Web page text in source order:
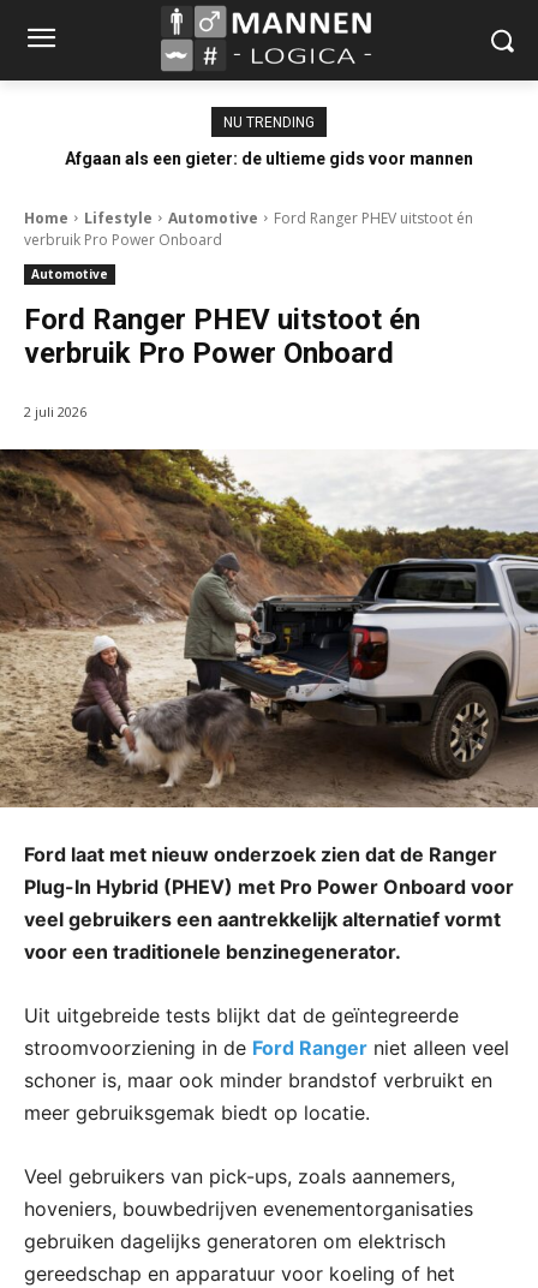
NU TRENDING
Afgaan als een gieter: de ultieme gids voor mannen
Home Lifestyle Automotive
Ford Ranger PHEV uitstoot én
verbruik Pro Power Onboard
Automotive
Ford Ranger PHEV uitstoot én
verbruik Pro Power Onboard
2 juli 2026
Ford laat met nieuw onderzoek zien dat de Ranger
Plug-In Hybrid (PHEV) met Pro Power Onboard voor
veel gebruikers een aantrekkelijk alternatief vormt
voor een traditionele benzinegenerator.
Uit uitgebreide tests blijkt dat de geïntegreerde
stroomvoorziening in de Ford Ranger niet alleen veel
schoner is, maar ook minder brandstof verbruikt en
meer gebruiksgemak biedt op locatie.
Veel gebruikers van pick-ups, zoals aannemers,
hoveniers, bouwbedrijven evenementorganisaties
gebruiken dagelijks generatoren om elektrisch
gereedschap en apparatuur voor koeling of het